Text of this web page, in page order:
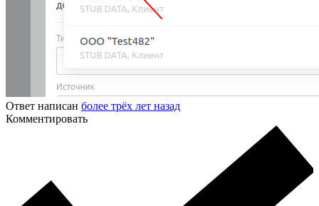
Ответ написан более трёх лет назад
Комментировать